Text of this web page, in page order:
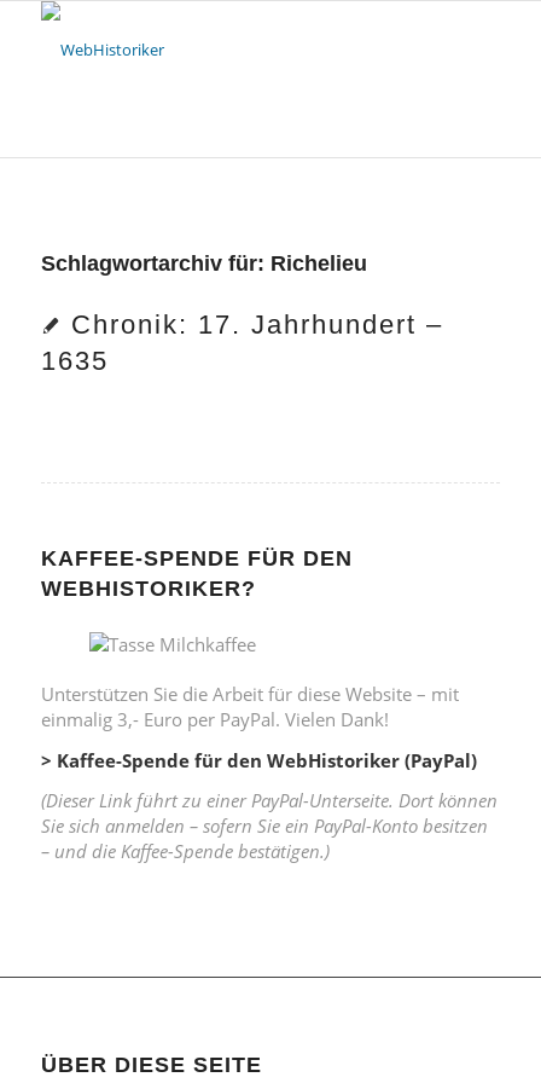
Schlagwortarchiv für: Richelieu
Chronik: 17. Jahrhundert –
1635
KAFFEE-SPENDE FÜR DEN
WEBHISTORIKER?
Unterstützen Sie die Arbeit für diese Website – mit
einmalig 3,- Euro per PayPal. Vielen Dank!
> Kaffee-Spende für den WebHistoriker (PayPal)
(Dieser Link führt zu einer PayPal-Unterseite. Dort können
Sie sich anmelden – sofern Sie ein PayPal-Konto besitzen
– und die Kaffee-Spende bestätigen.)
ÜBER DIESE SEITE